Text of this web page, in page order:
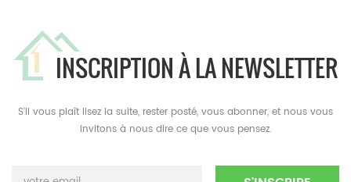
INSCRIPTION À LA NEWSLETTER
S'il vous plaît lisez la suite, rester posté, vous abonner, et nous vous
invitons à nous dire ce que vous pensez.